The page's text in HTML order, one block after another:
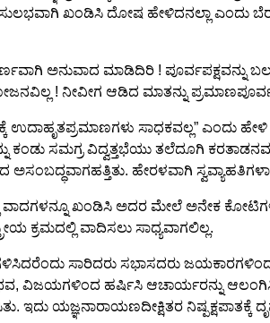
ಸುಲಭವಾಗಿ ಖಂಡಿಸಿ ದೋಷ ಹೇಳಿದನಲ್ಲಾ ಎಂದು
ಅನುವಾದ ಮಾಡಿದಿರಿ !
! ನೀವೀಗ ಆಡಿದ ಮಾತನ್ನು
ಉದಾಹೃತಪ್ರಮಾಣಗಳು ಸಾಧಕವಲ್ಲ” ಎಂದು
ಕಂಡು ಸಮಗ್ರ ವಿದ್ವತ್ತಭೆಯು ತಲೆದೂಗಿ
ಹೇರಳವಾಗಿ
ಖಂಡಿಸಿ ಅದರ ಮೇಲೆ ಅನೇಕ
ಕ್ರಮದಲ್ಲಿ ವಾದಿಸಲು ಸಾಧ್ಯವಾಗಲಿಲ್ಲ.
ಸಾರಿದರು ಸಭಾಸದರು ಜಯಕಾರಗಳಿಂದ
ವಿಜಯಗಳಿಂದ ಹರ್ಷಿಸಿ ಆಚಾರ್ಯರನ್ನು
ಇದು ಯಜ್ಞನಾರಾಯಣದೀಕ್ಷಿತರ ನಿಷ್ಪಕ್ಷಪಾತಕ್ಕೆ